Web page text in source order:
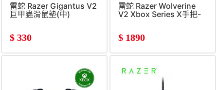
雷蛇 Razer Gigantus V2
巨甲蟲滑鼠墊(中)
$ 330
雷蛇 Razer Wolverine
V2 Xbox Series X手把-
白
$ 1890